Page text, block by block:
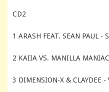
CD2
1 ARASH FEAT. SEAN PAUL -
2 KAIIA VS. MANILLA
3 DIMENSION-X & CLAYDEE -